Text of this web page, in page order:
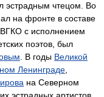
эстрадным чтецом. Во
на фронте в составе
ВГКО с исполнением
поэтов, был
. В годы Великой
Ленинграде
на Северном